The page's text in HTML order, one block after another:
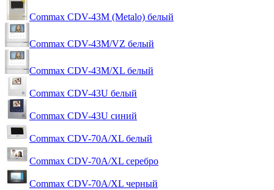
Commax CDV-43M (Metalo) белый
Commax CDV-43M/VZ белый
Commax CDV-43M/XL белый
Commax CDV-43U белый
Commax CDV-43U синий
Commax CDV-70A/XL белый
Commax CDV-70A/XL серебро
Commax CDV-70A/XL черный